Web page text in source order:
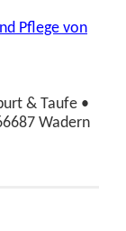
Pflege von
& Taufe •
Wadern